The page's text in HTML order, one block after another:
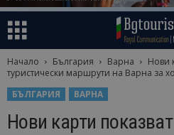
Начало България Варна
Нови
туристически маршрути на Варна за
БЪЛГАРИЯ
ВАРНА
Нови карти